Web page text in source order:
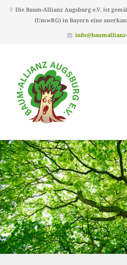
Die Baum-Allianz Augsburg e.V. ist
(UmwRG) in Bayern eine